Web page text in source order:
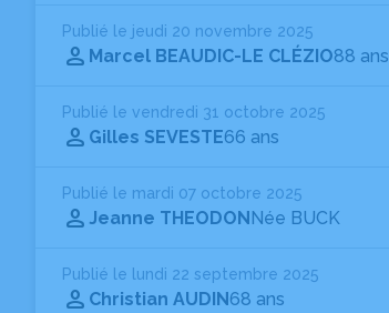
Publié le jeudi 20 novembre 2025
Marcel BEAUDIC-LE CLÉZIO88 ans
Publié le vendredi 31 octobre 2025
Gilles SEVESTE66 ans
Publié le mardi 07 octobre 2025
Jeanne THEODONNée BUCK
Publié le lundi 22 septembre 2025
Christian AUDIN68 ans